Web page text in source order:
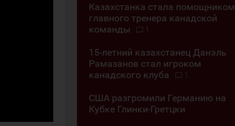
Казахстанка стала помощником
главного тренера канадской
команды
1
15-летний казахстанец Данэль
Рамазанов стал игроком
канадского клуба
1
США разгромили Германию на
Кубке Глинки-Гретцки